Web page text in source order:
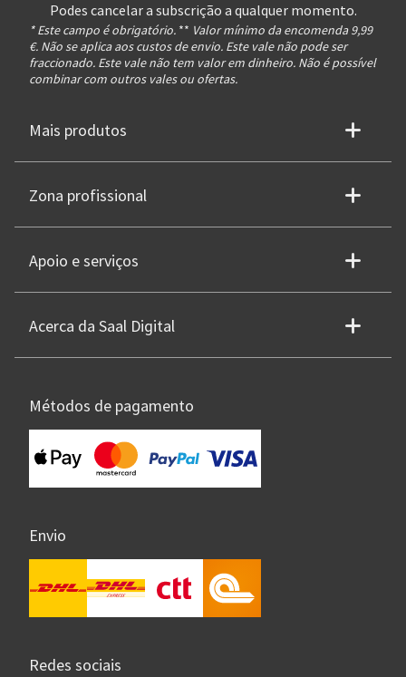
Podes cancelar a subscrição a qualquer momento.
* Este campo é obrigatório. ** Valor mínimo da encomenda 9,99
€. Não se aplica aos custos de envio. Este vale não pode ser
fraccionado. Este vale não tem valor em dinheiro. Não é possível
combinar com outros vales ou ofertas.
Mais produtos
Zona profissional
Apoio e serviços
Acerca da Saal Digital
Métodos de pagamento
Envio
Redes sociais